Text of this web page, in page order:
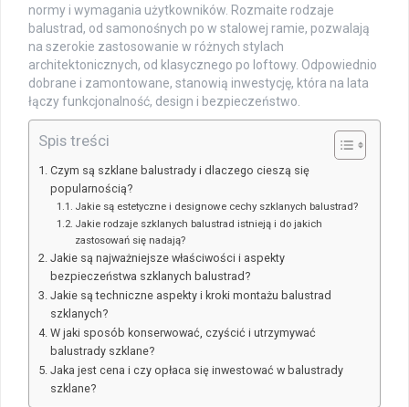
normy i wymagania użytkowników. Rozmaite rodzaje
balustrad, od samonośnych po w stalowej ramie, pozwalają
na szerokie zastosowanie w różnych stylach
architektonicznych, od klasycznego po loftowy. Odpowiednio
dobrane i zamontowane, stanowią inwestycję, która na lata
łączy funkcjonalność, design i bezpieczeństwo.
Spis treści
Czym są szklane balustrady i dlaczego cieszą się
popularnością?
Jakie są estetyczne i designowe cechy szklanych balustrad?
Jakie rodzaje szklanych balustrad istnieją i do jakich
zastosowań się nadają?
Jakie są najważniejsze właściwości i aspekty
bezpieczeństwa szklanych balustrad?
Jakie są techniczne aspekty i kroki montażu balustrad
szklanych?
W jaki sposób konserwować, czyścić i utrzymywać
balustrady szklane?
Jaka jest cena i czy opłaca się inwestować w balustrady
szklane?